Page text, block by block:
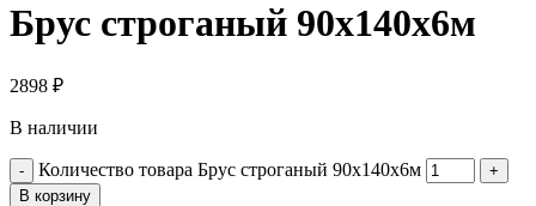
Брус строганый 90х140х6м
2898 ₽
В наличии
Количество товара Брус строганый 90х140х6м
В корзину